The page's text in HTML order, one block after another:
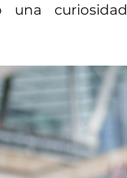
una curiosidad